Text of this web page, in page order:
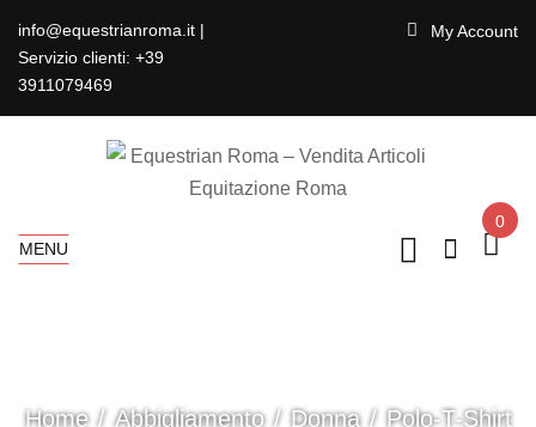
info@equestrianroma.it |
Servizio clienti: +39
3911079469
My Account
MENU
0
Home Abbigliamento Donna
Polo-T-Shirt